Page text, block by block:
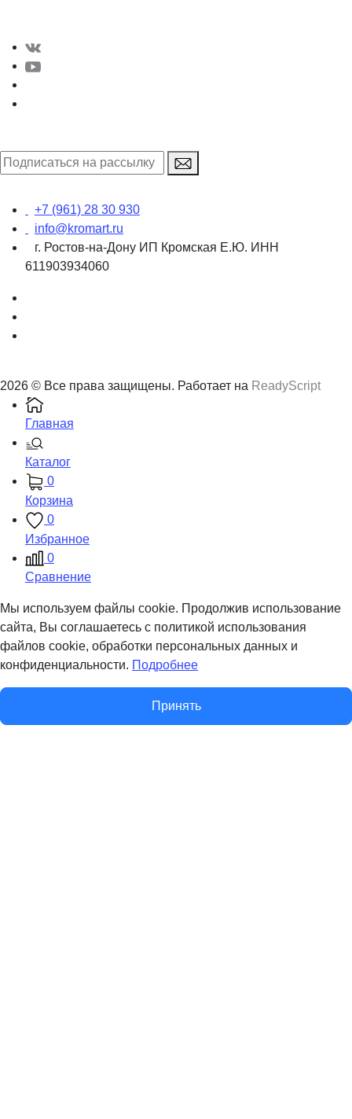
+7 (961) 28 30 930
info@kromart.ru
г. Ростов-на-Дону ИП Кромская Е.Ю. ИНН
611903934060
2026 © Все права защищены. Работает на ReadyScript
Главная
Каталог
0
Корзина
0
Избранное
0
Сравнение
Мы используем файлы cookie. Продолжив использование
сайта, Вы соглашаетесь с политикой использования
файлов cookie, обработки персональных данных и
конфиденциальности. Подробнее
Принять